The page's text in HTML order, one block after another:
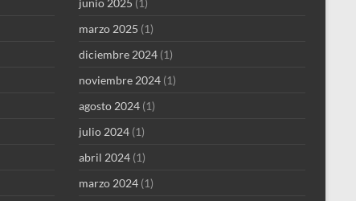
junio 2025 (1)
marzo 2025 (1)
diciembre 2024 (1)
noviembre 2024 (1)
agosto 2024 (1)
julio 2024 (1)
abril 2024 (1)
marzo 2024 (1)